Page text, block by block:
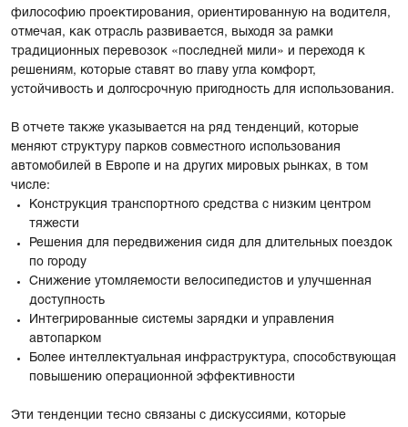
философию проектирования, ориентированную на водителя,
отмечая, как отрасль развивается, выходя за рамки
традиционных перевозок «последней мили» и переходя к
решениям, которые ставят во главу угла комфорт,
устойчивость и долгосрочную пригодность для использования.
В отчете также указывается на ряд тенденций, которые
меняют структуру парков совместного использования
автомобилей в Европе и на других мировых рынках, в том
числе:
Конструкция транспортного средства с низким центром
тяжести
Решения для передвижения сидя для длительных поездок
по городу
Снижение утомляемости велосипедистов и улучшенная
доступность
Интегрированные системы зарядки и управления
автопарком
Более интеллектуальная инфраструктура, способствующая
повышению операционной эффективности
Эти тенденции тесно связаны с дискуссиями, которые